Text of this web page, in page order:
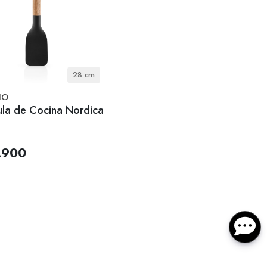
28 cm
de Cocina Nordica